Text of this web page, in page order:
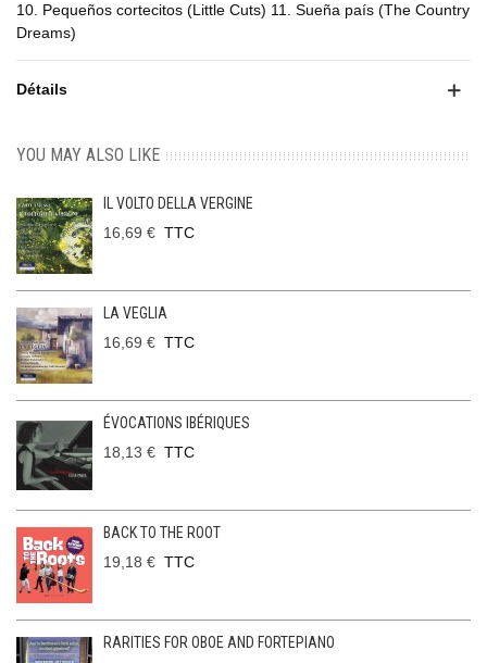
10. Pequeños cortecitos (Little Cuts) 11. Sueña país (The Country
Dreams)
Détails
YOU MAY ALSO LIKE
IL VOLTO DELLA VERGINE
16,69 € TTC
LA VEGLIA
16,69 € TTC
ÉVOCATIONS IBÉRIQUES
18,13 € TTC
BACK TO THE ROOT
19,18 € TTC
RARITIES FOR OBOE AND FORTEPIANO